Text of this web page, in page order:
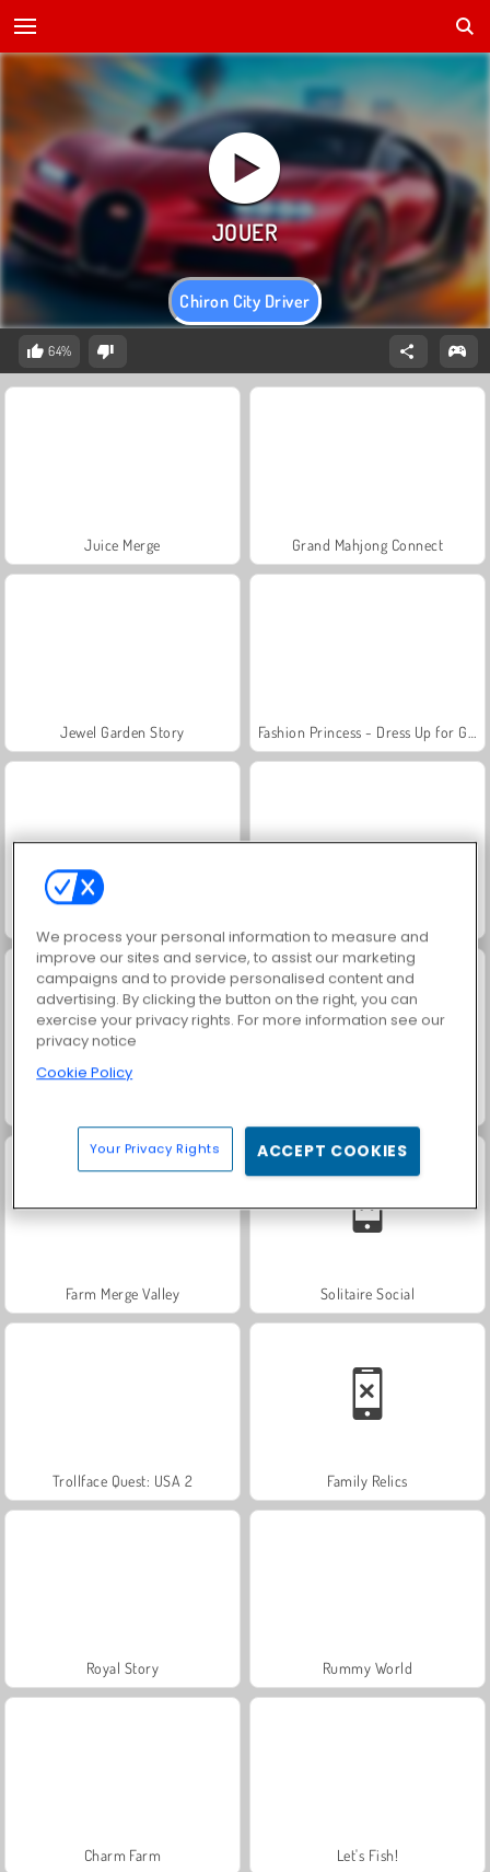
Chiron City Driver
64%
Juice Merge Grand Mahjong Connect
Jewel Garden Story
Farm Merge Valley Solitaire Social
Trollface Quest: USA 2 Family Relics
Royal Story Rummy World
Charm Farm Let's Fish!
We process your personal information to measure and
improve our sites and service, to assist our marketing
campaigns and to provide personalised content and
advertising. By clicking the button on the right, you can
exercise your privacy rights. For more information see our
privacy notice
Cookie Policy
Your Privacy Rights ACCEPT COOKIES